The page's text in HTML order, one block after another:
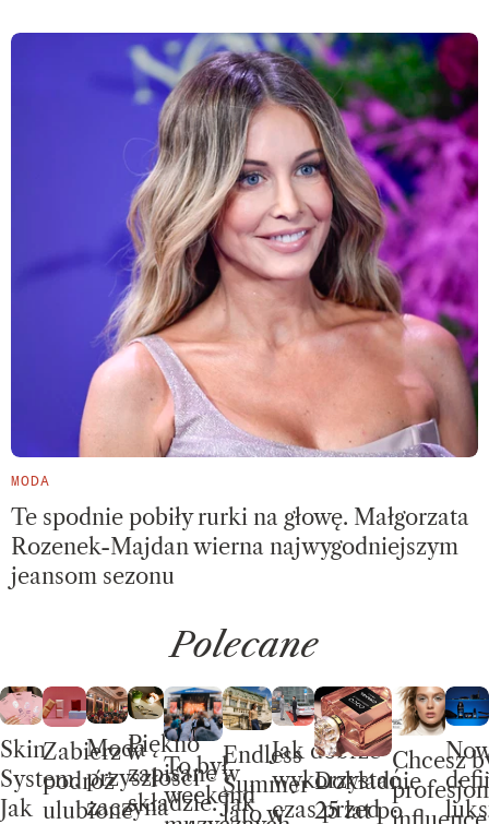
MODA
Te spodnie pobiły rurki na głowę. Małgorzata
Rozenek-Majdan wierna najwygodniejszym
jeansom sezonu
Polecane
Skin
System.
Jak
Zabierz w
podróż
ulubione
Moda
przyszłości
zaczyna
Piękno
zapisane w
składzie. Jak
To był
weekend
Endless
Summer –
lato w
Jak dobrze
wykorzystać
czas przed
Dokładnie
25 lat po
Chcesz